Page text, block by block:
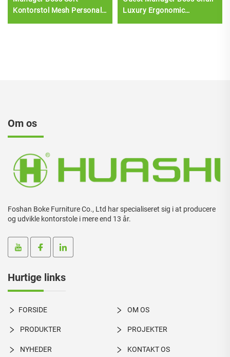
Kontorstol Mesh Personale
Luxury Ergonomic
Om os
Foshan Boke Furniture Co., Ltd har specialiseret sig i at producere
og udvikle kontorstole i mere end 13 år.
Hurtige links
FORSIDE OM OS
PRODUKTER PROJEKTER
NYHEDER KONTAKT OS